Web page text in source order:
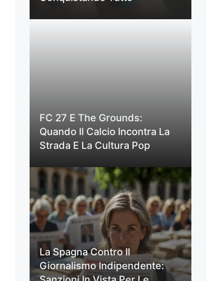
FC 27 E The Grounds:
Quando Il Calcio Incontra La
Strada E La Cultura Pop
La Spagna Contro Il
Giornalismo Indipendente: